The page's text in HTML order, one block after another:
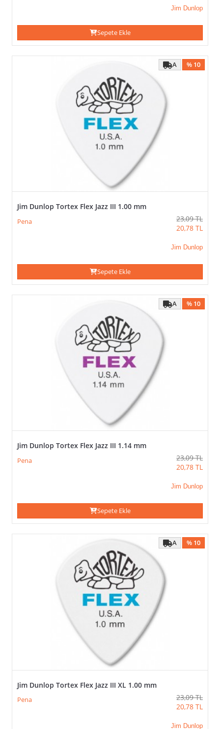
Jim Dunlop
Sepete Ekle
% 10
A
Jim Dunlop Tortex Flex Jazz III 1.00 mm
Pena 23,09 TL
20,78 TL
Jim Dunlop
Sepete Ekle
% 10
A
Jim Dunlop Tortex Flex Jazz III 1.14 mm
Pena 23,09 TL
20,78 TL
Jim Dunlop
Sepete Ekle
% 10
A
Jim Dunlop Tortex Flex Jazz III XL 1.00 mm
Pena 23,09 TL
20,78 TL
Jim Dunlop